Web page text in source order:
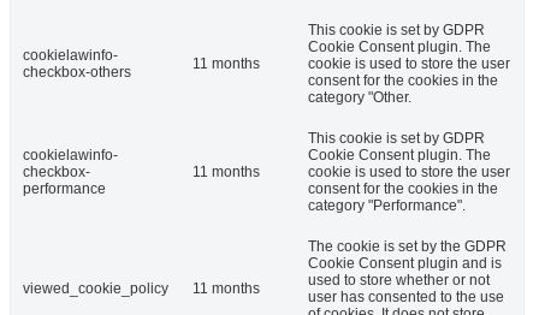
cookielawinfo-
checkbox-others
11 months
This cookie is set by GDPR
Cookie Consent plugin. The
cookie is used to store the user
consent for the cookies in the
category "Other.
cookielawinfo-
checkbox-
performance
11 months
This cookie is set by GDPR
Cookie Consent plugin. The
cookie is used to store the user
consent for the cookies in the
category "Performance".
viewed_cookie_policy 11 months
The cookie is set by the GDPR
Cookie Consent plugin and is
used to store whether or not
user has consented to the use